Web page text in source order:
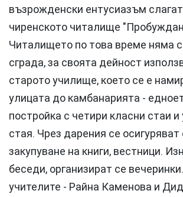
възрожденски ентусиазъм
чиренското читалище
Читалището по това време няма
сграда, за своята дейност
старото училище, което се е
улицата до камбанарията -
постройка с четири класни стаи и
стая. Чрез дарения се
закупуване на книги, вестници.
беседи, организират се
учителите - Райна Каменова и